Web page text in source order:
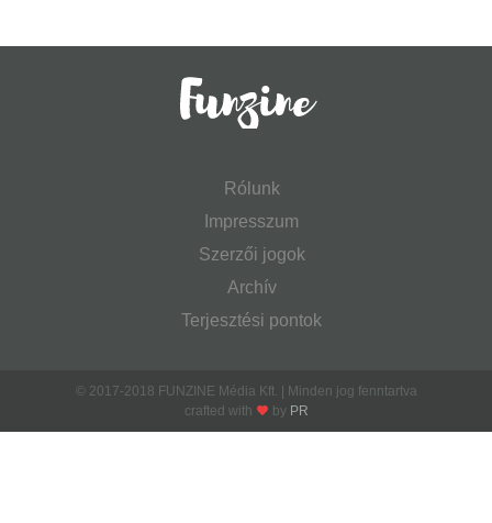
Rólunk
Impresszum
Szerzői jogok
Archív
Terjesztési pontok
© 2017-2018 FUNZINE Média Kft. | Minden jog fenntartva
crafted with
by PR